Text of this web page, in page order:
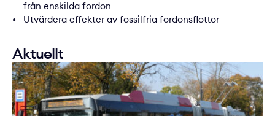
från enskilda fordon
Utvärdera effekter av fossilfria fordonsflottor
Aktuellt